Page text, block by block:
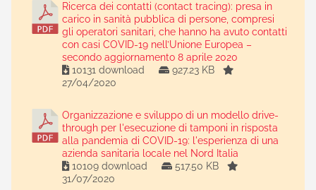
Ricerca dei contatti (contact tracing): presa in
carico in sanità pubblica di persone, compresi
gli operatori sanitari, che hanno ha avuto contatti
con casi COVID-19 nell’Unione Europea –
secondo aggiornamento 8 aprile 2020
10131 download
927.23 KB
27/04/2020
Organizzazione e sviluppo di un modello drive-
through per l'esecuzione di tamponi in risposta
alla pandemia di COVID-19: l'esperienza di una
azienda sanitaria locale nel Nord Italia
10109 download
517.50 KB
31/07/2020